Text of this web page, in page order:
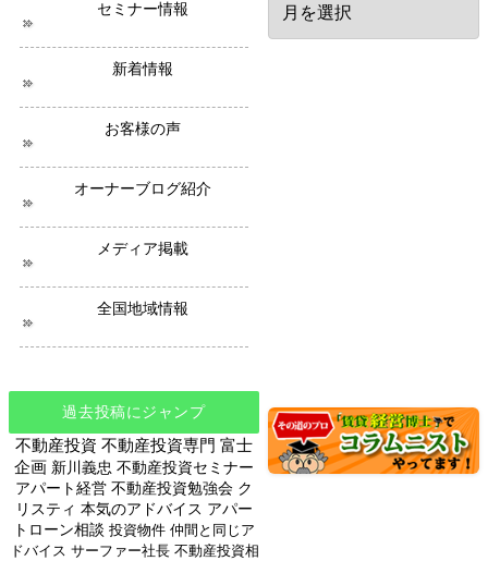
セミナー情報
新着情報
お客様の声
オーナーブログ紹介
メディア掲載
全国地域情報
の
過去投稿にジャンプ
不動産投資 不動産投資専門 富士
企画 新川義忠 不動産投資セミナー
アパート経営 不動産投資勉強会 ク
リスティ 本気のアドバイス アパー
トローン相談 投資物件 仲間と同じア
ドバイス サーファー社長 不動産投資相